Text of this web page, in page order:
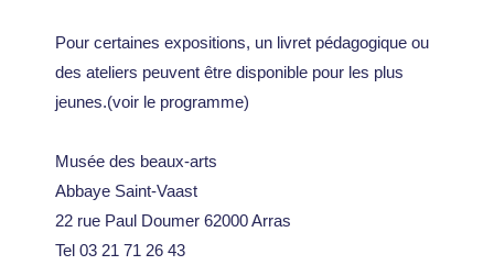
Pour certaines expositions, un livret pédagogique ou
des ateliers peuvent être disponible pour les plus
jeunes.(voir le programme)
Musée des beaux-arts
Abbaye Saint-Vaast
22 rue Paul Doumer 62000 Arras
Tel 03 21 71 26 43